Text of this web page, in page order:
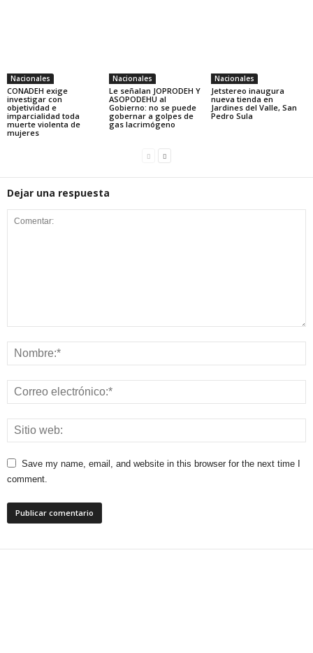
Nacionales
CONADEH exige
investigar con
objetividad e
imparcialidad toda
muerte violenta de
mujeres
Nacionales
Le señalan JOPRODEH Y
ASOPODEHU al
Gobierno: no se puede
gobernar a golpes de
gas lacrimógeno
Nacionales
Jetstereo inaugura
nueva tienda en
Jardines del Valle, San
Pedro Sula
Dejar una respuesta
Save my name, email, and website in this browser for the next time I
comment.